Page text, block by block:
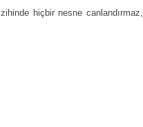
zihinde hiçbir nesne canlandırmaz,